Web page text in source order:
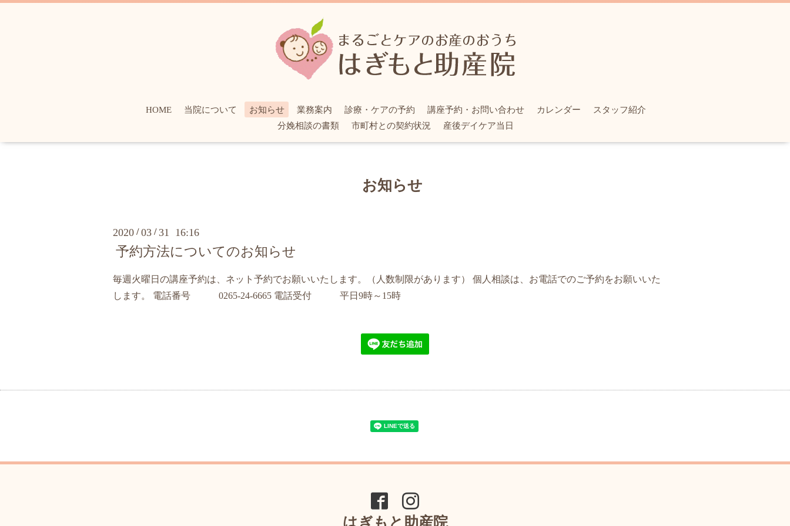
HOME 当院について お知らせ 業務案内 診療・ケアの予約 講座予約・お問い合わせ カレンダー
スタッフ紹介
分娩相談の書類
市町村との契約状況 産後デイケア当日
お知らせ
2020 /03 /31 16:16
予約方法についてのお知らせ
毎週火曜日の講座予約は、ネット予約でお願いいたします。（人数制限があります） 個人相談は、お電話でのご予約をお願いいた
します。 電話番号 0265-24-6665 電話受付 平日9時～15時
はぎもと助産院